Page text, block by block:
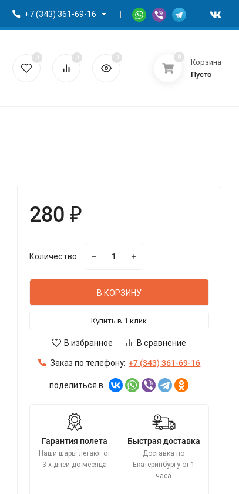
+7 (343) 361-69-16
0 0 0 0
Корзина
Пусто
280 ₽
Количество:
В КОРЗИНУ
Купить в 1 клик
В избранное В сравнение
Заказ по телефону: +7 (343) 361-69-16
поделиться в
Гарантия полета
Наши шары летают от
3-х дней до месяца
Быстрая доставка
Доставка по
Екатеринбургу от 1
часа